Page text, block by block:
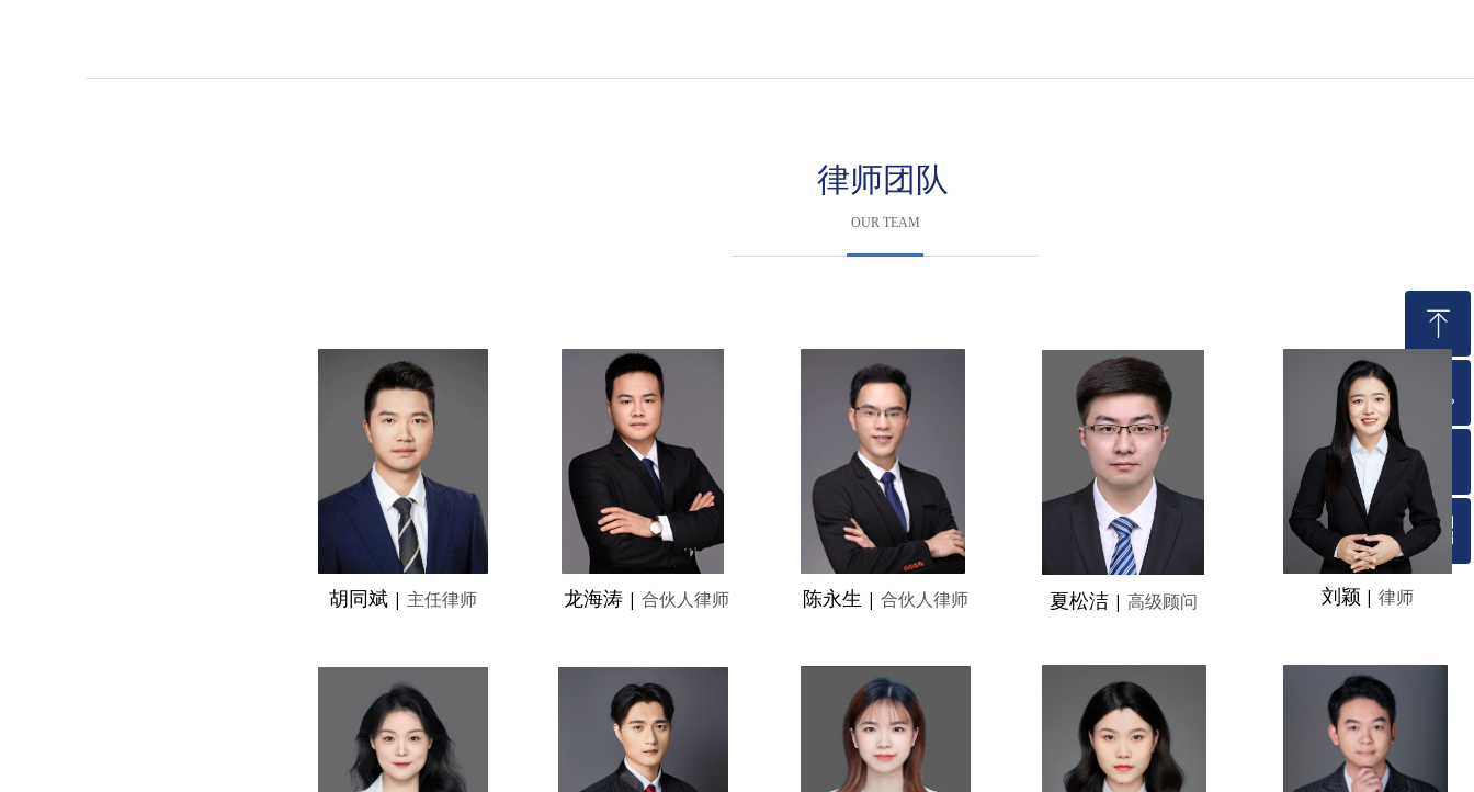
律师团队
OUR TEAM
胡同斌 | 主任律师 龙海涛 | 合伙人律师 陈永生 | 合伙人律师 夏松洁 | 高级顾问 刘颖 | 律师
ꁸ
ꂅ
ꁗ
QQ客服
ꀥ